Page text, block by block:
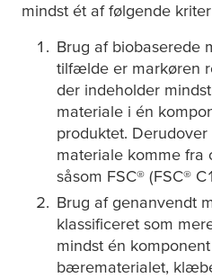
mindst ét af følgende
Brug af biobaserede
tilfælde er markøren
der indeholder
materiale i én
produktet.
materiale komme fra
såsom FSC® (FSC®
Brug af genanvendt
klassificeret som
mindst én
bærematerialet,